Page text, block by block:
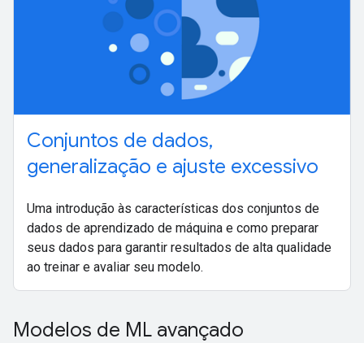
Conjuntos de dados,
generalização e ajuste excessivo
Uma introdução às características dos conjuntos de
dados de aprendizado de máquina e como preparar
seus dados para garantir resultados de alta qualidade
ao treinar e avaliar seu modelo.
Modelos de ML avançado